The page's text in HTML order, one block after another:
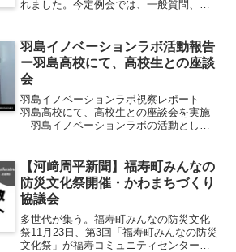
れました。今定例会では、一般質問、議
れる予定です。市政運営に関わる重要な
議案が多数提出さ...
羽島イノベーションラボ活動報告
ー羽島高校にて、高校生との座談
会
羽島イノベーションラボ視察レポート―
羽島高校にて、高校生との座談会を実施
―羽島イノベーションラボの活動とし
の進路状況と教育の特徴羽島高校では、
進学6割・就職4...
【河﨑周平新聞】福寿町みんなの
防災文化祭開催・かわまちづくり
協議会
多世代が集う。福寿町みんなの防災文化
祭11月23日、第3回「福寿町みんなの防災
文化祭」が福寿コミュニティセンター・